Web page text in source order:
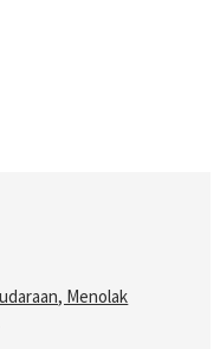
Menolak